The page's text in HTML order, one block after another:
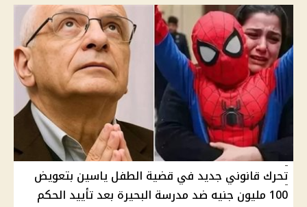
تحرك قانوني جديد في قضية الطفل ياسين بتعويض
100 مليون جنيه ضد مدرسة البحيرة بعد تأييد الحكم